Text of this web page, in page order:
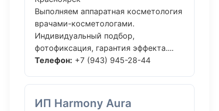
Выполняем аппаратная косметология
врачами-косметологами.
Индивидуальный подбор,
фотофиксация, гарантия эффекта....
Телефон: +7 (943) 945-28-44
ИП Harmony Aura